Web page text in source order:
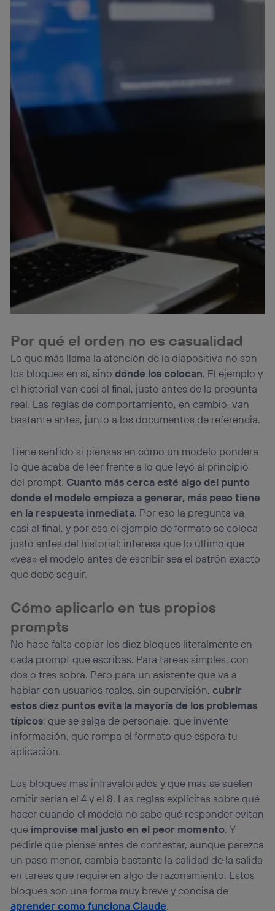
Por qué el orden no es casualidad
Lo que más llama la atención de la diapositiva no son
los bloques en sí, sinodónde los colocan. El ejemplo y
el historial van casi al final, justo antes de la pregunta
real. Las reglas de comportamiento, en cambio, van
bastante antes, junto a los documentos de referencia.
Tiene sentido si piensas en cómo un modelo pondera
lo que acaba de leer frente a lo que leyó al principio
del prompt. Cuanto más cerca esté algo del punto
donde el modelo empieza a generar, más peso tiene
en la respuesta inmediata. Por eso la pregunta va
casi al final, y por eso el ejemplo de formato se coloca
justo antes del historial: interesa que lo último que
«vea» el modelo antes de escribir sea el patrón exacto
que debe seguir.
Cómo aplicarlo en tus propios
prompts
No hace falta copiar los diez bloques literalmente en
cada prompt que escribas. Para tareas simples, con
dos o tres sobra. Pero para un asistente que va a
hablar con usuarios reales, sin supervisión,cubrir
estos diez puntos evita la mayoría de los problemas
típicos: que se salga de personaje, que invente
información, que rompa el formato que espera tu
aplicación.
Los bloques mas infravalorados y que mas se suelen
omitir serían el 4 y el 8. Las reglas explícitas sobre qué
hacer cuando el modelo no sabe qué responder evitan
que improvise mal justo en el peor momento. Y
pedirle que piense antes de contestar, aunque parezca
un paso menor, cambia bastante la calidad de la salida
en tareas que requieren algo de razonamiento. Estos
bloques son una forma muy breve y concisa de
aprender como funciona Claude.